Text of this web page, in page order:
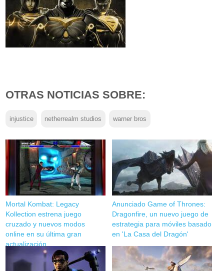
OTRAS NOTICIAS SOBRE:
injustice netherrealm studios warner bros
Mortal Kombat: Legacy
Kollection estrena juego
cruzado y nuevos modos
online en su última gran
actualización
Anunciado Game of Thrones:
Dragonfire, un nuevo juego de
estrategia para móviles basado
en 'La Casa del Dragón'